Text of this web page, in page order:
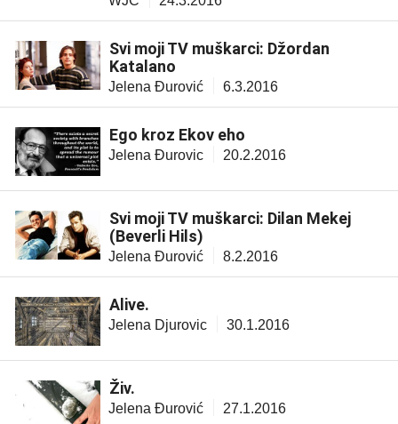
Svi moji TV muškarci: Džordan
Katalano
Jelena Đurović 6.3.2016
Ego kroz Ekov eho
Jelena Đurovic 20.2.2016
Svi moji TV muškarci: Dilan Mekej
(Beverli Hils)
Jelena Đurović 8.2.2016
Alive.
Jelena Djurovic 30.1.2016
Živ.
Jelena Đurović 27.1.2016